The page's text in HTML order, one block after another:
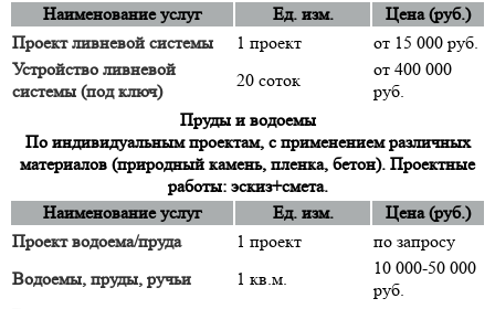
Наименование услуг
Ед. изм.
Цена (руб.)
Проект ливневой системы
1 проект
от 15 000 руб.
Устройство ливневой
системы (под ключ)
20 соток
от 400 000
руб.
Пруды и водоемы
По индивидуальным проектам, с применением различных
материалов (природный камень, пленка, бетон). Проектные
работы: эскиз+смета.
Наименование услуг
Ед. изм.
Цена (руб.)
Проект водоема/пруда
1 проект
по запросу
Водоемы, пруды, ручьи
1 кв.м.
10 000-50 000
руб.